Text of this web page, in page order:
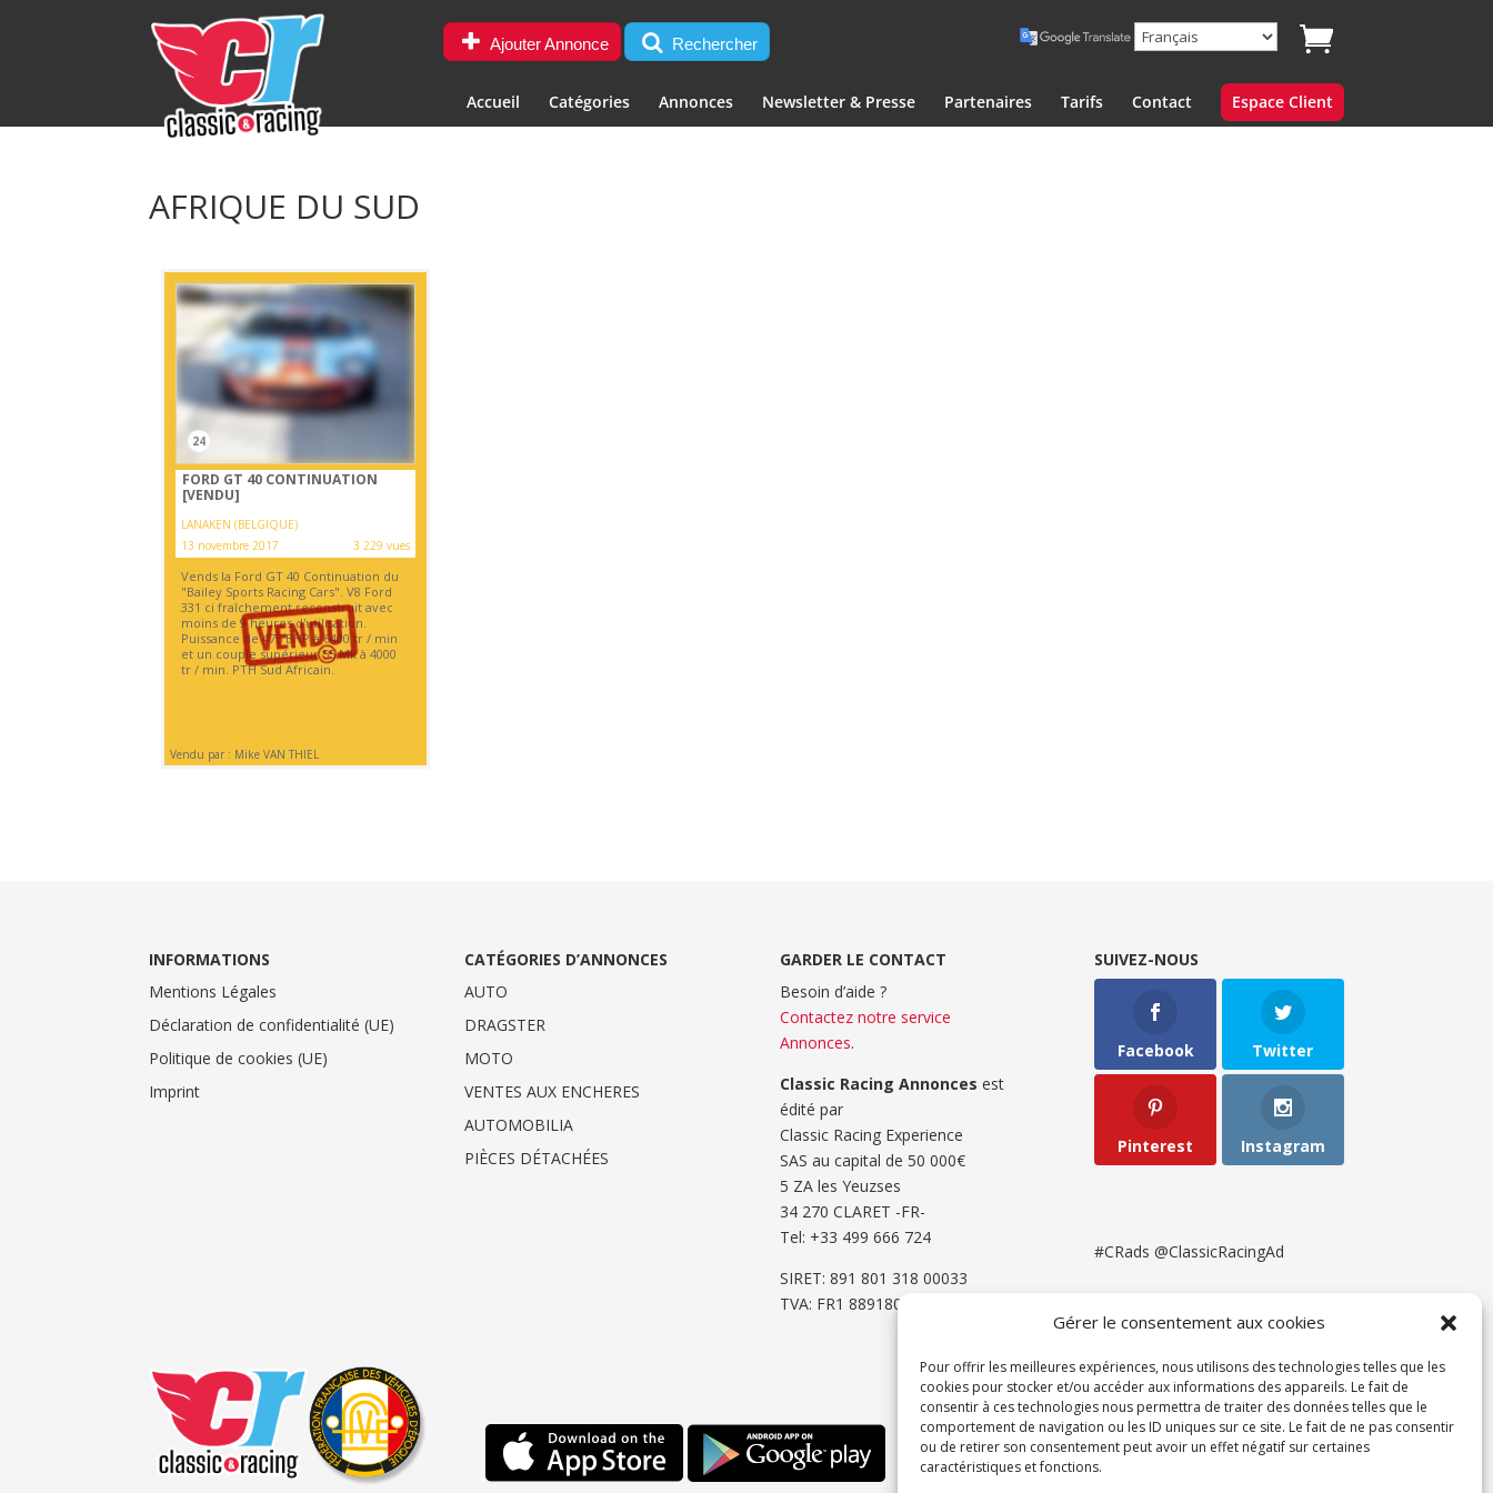
Gérer le consentement aux cookies
Pour offrir les meilleures expériences, nous utilisons des technologies telles que les
cookies pour stocker et/ou accéder aux informations des appareils. Le fait de
consentir à ces technologies nous permettra de traiter des données telles que le
comportement de navigation ou les ID uniques sur ce site. Le fait de ne pas consentir
ou de retirer son consentement peut avoir un effet négatif sur certaines
caractéristiques et fonctions.
Ajouter Annonce Rechercher
Accueil Catégories Annonces Newsletter & Presse Partenaires Tarifs Contact Espace Client
AFRIQUE DU SUD
24
FORD GT 40 CONTINUATION
[VENDU]
LANAKEN (BELGIQUE)
13 novembre 2017
3 229 vues
Vends la Ford GT 40 Continuation du
"Bailey Sports Racing Cars". V8 Ford
331 ci fraîchement reconstruit avec
moins de 9 heures d'utilisation.
Puissance de 475 BHP à 6400 tr / min
et un couple supérieur 55 Mk à 4000
tr / min. PTH Sud Africain.
Vendu par : Mike VAN THIEL
INFORMATIONS
Mentions Légales
Déclaration de confidentialité (UE)
Politique de cookies (UE)
Imprint
CATÉGORIES D’ANNONCES
AUTO
DRAGSTER
MOTO
VENTES AUX ENCHERES
AUTOMOBILIA
PIÈCES DÉTACHÉES
GARDER LE CONTACT
Besoin d’aide ?
Contactez notre service
Annonces.
Classic Racing Annonces est
édité par
Classic Racing Experience
SAS au capital de 50 000€
5 ZA les Yeuzses
34 270 CLARET -FR-
Tel: ‭+33 499 666 724‬
SIRET: 891 801 318 00033
TVA: FR1 8891801318
SUIVEZ-NOUS
Facebook Twitter
Pinterest Instagram
#CRads @ClassicRacingAd